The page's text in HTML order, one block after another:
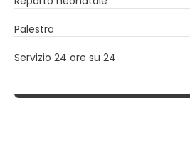
Palestra
Servizio 24 ore su 24